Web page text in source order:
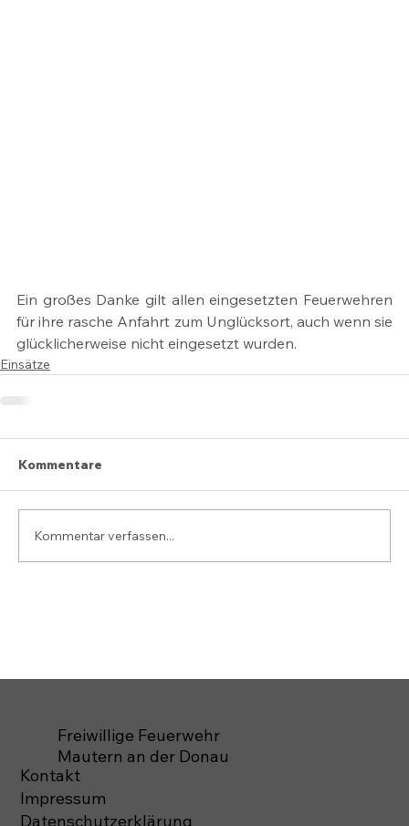
Ein großes Danke gilt allen eingesetzten Feuerwehren
für ihre rasche Anfahrt zum Unglücksort, auch wenn sie
glücklicherweise nicht eingesetzt wurden.
Einsätze
Kommentare
Kommentar verfassen...
Kontakt
Impressum
Datenschutzerklärung
Freiwillige Feuerwehr
Mautern an der Donau